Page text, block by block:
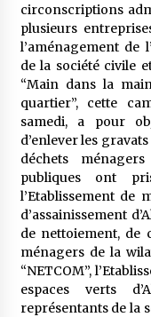
Le
5
Le
5
5
Un
5
circonscriptions
plusieurs
l’aménagement de
de la société civile
“Main dans la
quartier”, cette
samedi, a pour
d’enlever les
déchets
publiques ont
l’Etablissement de
d’assainissement
de nettoiement, de
ménagers de la
“NETCOM”,
espaces verts
représentants de la